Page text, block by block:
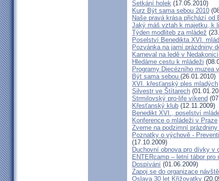
Setkání holek (17.05.2010)
Kurz Být sama sebou 2010
Naše pravá krása přichází od
Jaký máš vztah k majetku, k
Týden modliteb za mládež
Poselství Benedikta XVI.
Pozvánka na jarní prázdniny
Karneval na ledě v
Hledáme cestu k mládeži
Programy Diecézního muzea
Být sama sebou (26.01.2010)
XVI. křesťanský ples mladých
Silvestr ve Štítarech
Strmilovský pro-life víkend
Křesťanský klub (12.11.2009)
Benedikt XVI., poselství
Konference o mládeži v Praze
Zveme na podzimní
Poznatky o výchově -
(17.10.2009)
Duchovní obnova pro dívky v
ENTERcamp – letní tábor pro
Dospívání (01.06.2009)
Zapoj se do organizace
Oslava 30 let Křižovatky